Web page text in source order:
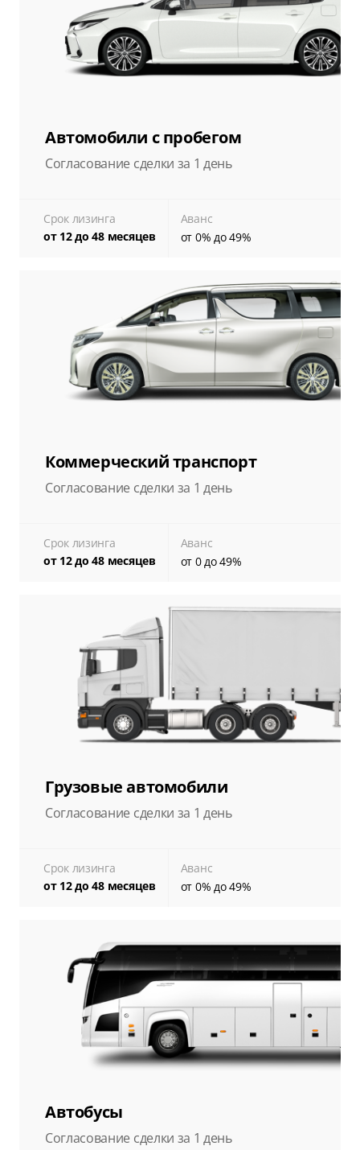
Автомобили с пробегом
Согласование сделки за 1 день
Срок лизинга
от 12 до 48 месяцев
Аванс
от 0% до 49%
Коммерческий транспорт
Согласование сделки за 1 день
Срок лизинга
от 12 до 48 месяцев
Аванс
от 0 до 49%
Грузовые автомобили
Согласование сделки за 1 день
Срок лизинга
от 12 до 48 месяцев
Аванс
от 0% до 49%
Автобусы
Согласование сделки за 1 день